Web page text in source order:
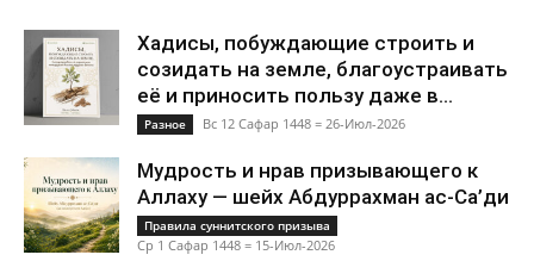
Хадисы, побуждающие строить и
созидать на земле, благоустраивать
её и приносить пользу даже в...
Разное Вс 12 Сафар 1448 = 26-Июл-2026
Мудрость и нрав призывающего к
Аллаху — шейх Абдуррахман ас-Са’ди
Правила суннитского призыва
Ср 1 Сафар 1448 = 15-Июл-2026